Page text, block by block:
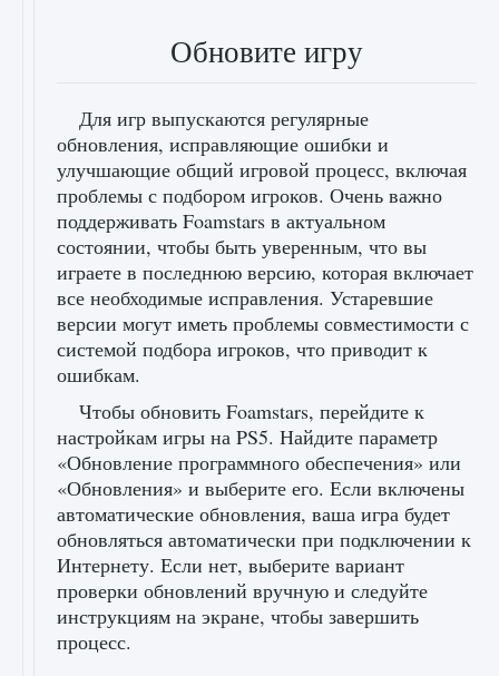
Обновите игру
Для игр выпускаются регулярные
обновления, исправляющие ошибки и
улучшающие общий игровой процесс, включая
проблемы с подбором игроков. Очень важно
поддерживать Foamstars в актуальном
состоянии, чтобы быть уверенным, что вы
играете в последнюю версию, которая включает
все необходимые исправления. Устаревшие
версии могут иметь проблемы совместимости с
системой подбора игроков, что приводит к
ошибкам.
Чтобы обновить Foamstars, перейдите к
настройкам игры на PS5. Найдите параметр
«Обновление программного обеспечения» или
«Обновления» и выберите его. Если включены
автоматические обновления, ваша игра будет
обновляться автоматически при подключении к
Интернету. Если нет, выберите вариант
проверки обновлений вручную и следуйте
инструкциям на экране, чтобы завершить
процесс.